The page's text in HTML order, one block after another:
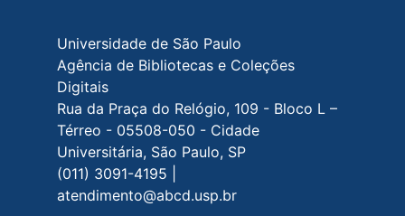
Rodapé do site
Universidade de São Paulo
Agência de Bibliotecas e Coleções
Digitais
Rua da Praça do Relógio, 109 - Bloco L –
Térreo - 05508-050 - Cidade
Universitária, São Paulo, SP
(011) 3091-4195 |
atendimento@abcd.usp.br